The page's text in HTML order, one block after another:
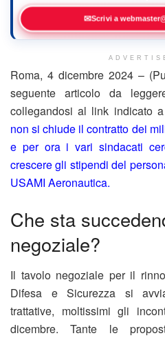
✉Scrivi a
Roma, 4 dicembre 2024 –
seguente articolo da
collegandosi al link indicato
non si chiude il contratto dei
e per ora i vari sindacati
crescere gli stipendi del
USAMI Aeronautica.
Che sta
negoziale?
Il tavolo negoziale per il
Difesa e Sicurezza si
trattative, moltissimi gli
dicembre. Tante le